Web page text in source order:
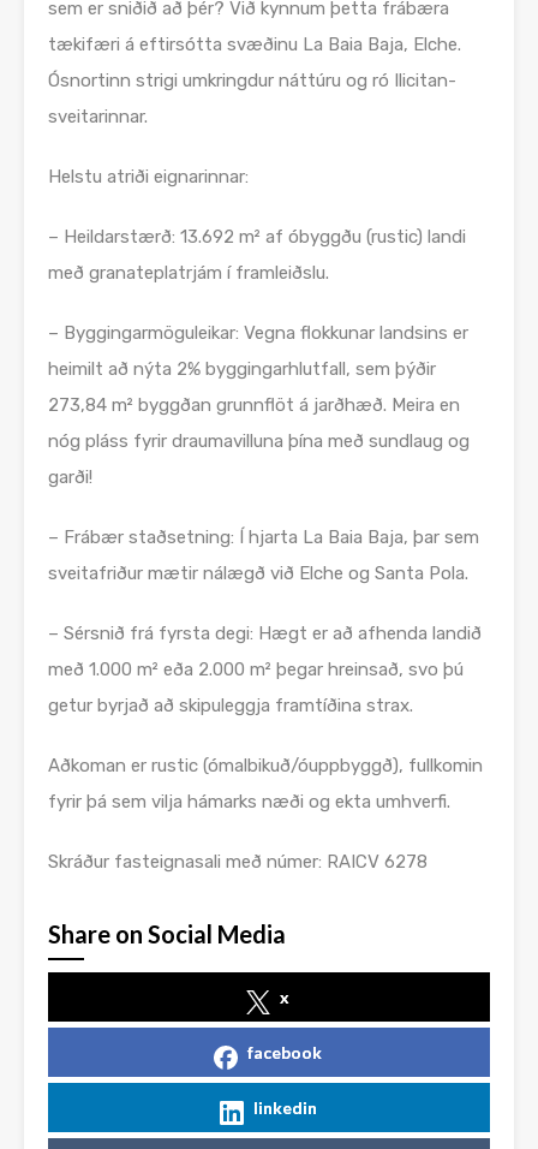
sem er sniðið að þér? Við kynnum þetta frábæra
tækifæri á eftirsótta svæðinu La Baia Baja, Elche.
Ósnortinn strigi umkringdur náttúru og ró Ilicitan-
sveitarinnar.
Helstu atriði eignarinnar:
– Heildarstærð: 13.692 m² af óbyggðu (rustic) landi
með granateplatrjám í framleiðslu.
– Byggingarmöguleikar: Vegna flokkunar landsins er
heimilt að nýta 2% byggingarhlutfall, sem þýðir
273,84 m² byggðan grunnflöt á jarðhæð. Meira en
nóg pláss fyrir draumavilluna þína með sundlaug og
garði!
– Frábær staðsetning: Í hjarta La Baia Baja, þar sem
sveitafriður mætir nálægð við Elche og Santa Pola.
– Sérsnið frá fyrsta degi: Hægt er að afhenda landið
með 1.000 m² eða 2.000 m² þegar hreinsað, svo þú
getur byrjað að skipuleggja framtíðina strax.
Aðkoman er rustic (ómalbikuð/óuppbyggð), fullkomin
fyrir þá sem vilja hámarks næði og ekta umhverfi.
Skráður fasteignasali með númer: RAICV 6278
Share on Social Media
x
facebook
linkedin